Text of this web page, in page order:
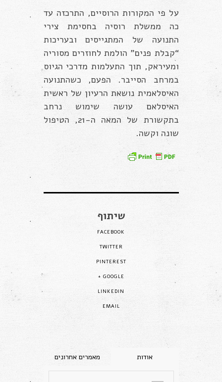
על פי המקורות הרוסיים, התרכזה עד
כה ממשלת רוסיה בחסימת צירי
התנועה של המתגייסים ובעריכות
“קבלת פנים” הולמת לחוזרים מסוריה
ומעיראק, תוך התעלמות מדרכי הגיוס
במרחב הסייבר. הפעם, כשהתנועה
האיסלאמית נושאת הרעיון של ראשית
האיסלאם עושה שימוש נרחב
בתקשורת של המאה ה-21, הטיפול
שונה וקשה.
שיתוף
FACEBOOK
TWITTER
PINTEREST
GOOGLE +
LINKEDIN
EMAIL